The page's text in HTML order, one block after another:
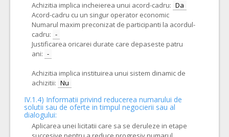
Achizitia implica incheierea unui acord-cadru: Da
Acord-cadru cu un singur operator economic
Numarul maxim preconizat de participanti la acordul-
cadru: -
Justificarea oricarei durate care depaseste patru
ani: -
Achizitia implica instituirea unui sistem dinamic de
achizitii: Nu
IV.1.4) Informatii privind reducerea numarului de
solutii sau de oferte in timpul negocierii sau al
dialogului:
Aplicarea unei licitatii care sa se deruleze in etape